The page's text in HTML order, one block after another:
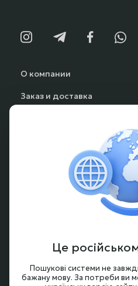
О компании
Заказ и доставка
Гарантия и возврат
Аккумуляторы под заказ
Условия оформления
Контакты
Це
Пошукові системи не
бажану мову. За потреби ви